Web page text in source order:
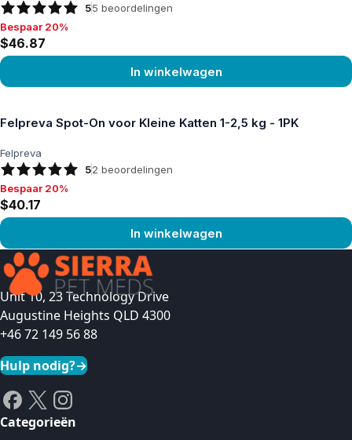
55 beoordelingen
Bespaar 20%, $46.87
Bespaar 20%
$46.87
In winkelwagen
Felpreva Spot-On voor Kleine Katten 1-2,5 kg - 1PK
Felpreva
52 beoordelingen
Bespaar 20%, $40.17
Bespaar 20%
$40.17
In winkelwagen
Product bekijken
Unit 10, 23 Technology Drive
Augustine Heights QLD 4300
+46 72 149 56 88
Hulp nodig?→
Categorieën